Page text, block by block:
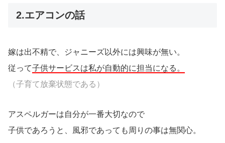
2.エアコンの話
嫁は出不精で、ジャニーズ以外には興味が無い。
従って子供サービスは私が自動的に担当になる。
（子育て放棄状態である）
アスペルガーは自分が一番大切なので
子供であろうと、風邪であっても周りの事は無関心。